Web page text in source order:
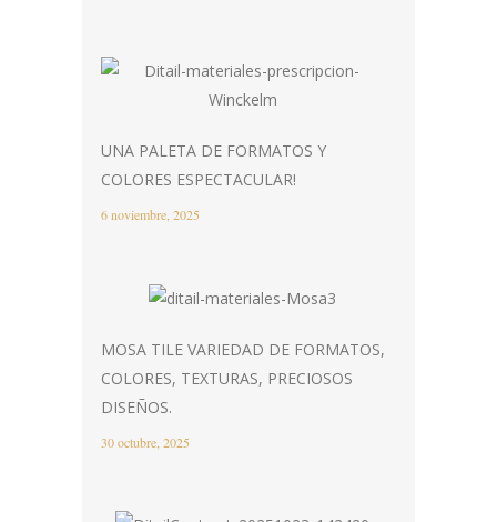
UNA PALETA DE FORMATOS Y
COLORES ESPECTACULAR!
6 noviembre, 2025
MOSA TILE VARIEDAD DE FORMATOS,
COLORES, TEXTURAS, PRECIOSOS
DISEÑOS.
30 octubre, 2025